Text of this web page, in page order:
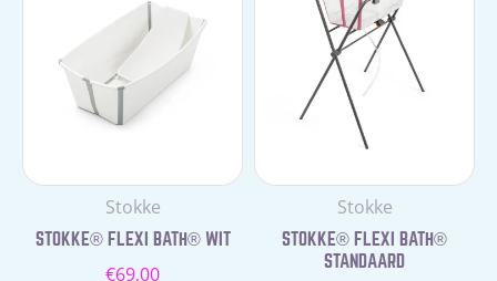
Leverancier:
Stokke
STOKKE® FLEXI BATH® WIT
Normale
€69,00
Leverancier:
Stokke
STOKKE® FLEXI BATH®
STANDAARD